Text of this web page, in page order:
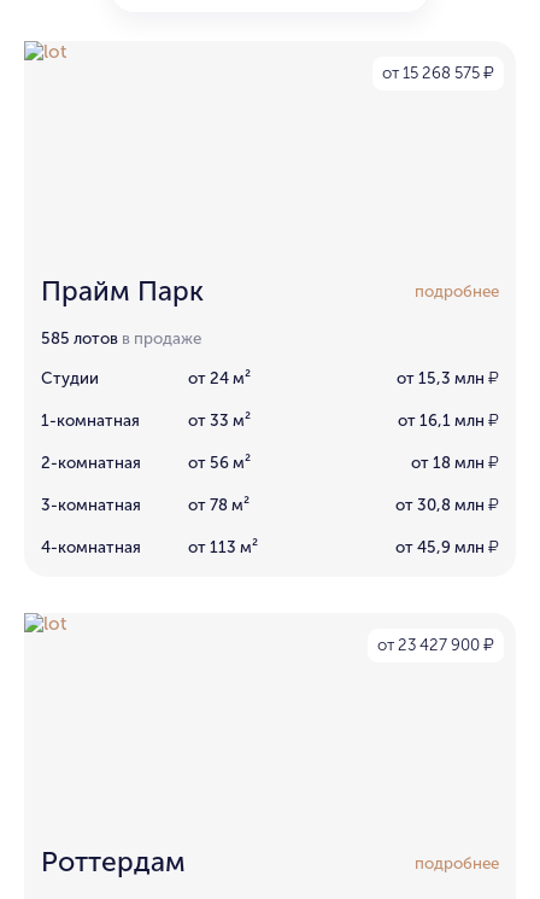
от 15 268 575 ₽
Прайм Парк подробнее
585 лотов в продаже
Студии от 24 м² от 15,3 млн ₽
1-комнатная от 33 м² от 16,1 млн ₽
2-комнатная от 56 м² от 18 млн ₽
3-комнатная от 78 м² от 30,8 млн ₽
4-комнатная от 113 м² от 45,9 млн ₽
от 23 427 900 ₽
Роттердам подробнее